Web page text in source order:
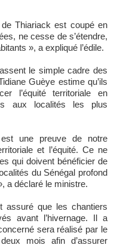
Thiariack est coupé en
ne cesse de s’étendre,
», a expliqué l’édile.
le simple cadre des
Guèye estime qu’ils
l’équité territoriale en
aux localités les plus
une preuve de notre
et l’équité. Ce ne
qui doivent bénéficier de
du Sénégal profond
a déclaré le ministre.
assuré que les chantiers
avant l’hivernage. Il a
sera réalisé par le
mois afin d’assurer